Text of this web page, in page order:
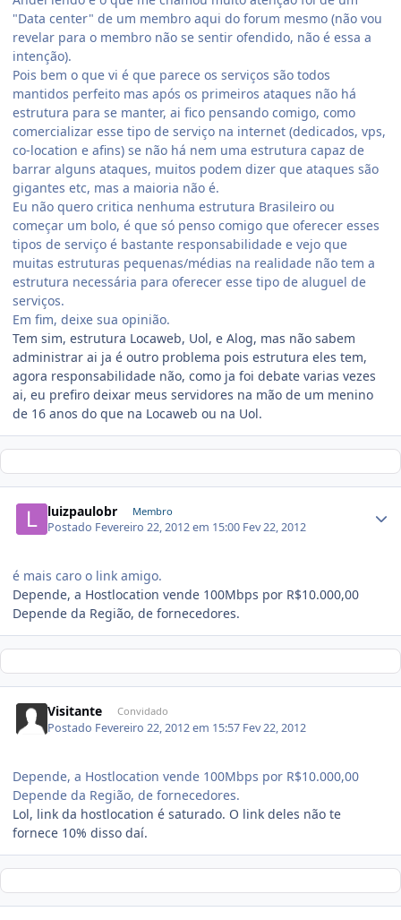
"Data center" de um membro aqui do forum mesmo (não vou
revelar para o membro não se sentir ofendido, não é essa a
intenção).
Pois bem o que vi é que parece os serviços são todos
mantidos perfeito mas após os primeiros ataques não há
estrutura para se manter, ai fico pensando comigo, como
comercializar esse tipo de serviço na internet (dedicados, vps,
co-location e afins) se não há nem uma estrutura capaz de
barrar alguns ataques, muitos podem dizer que ataques são
gigantes etc, mas a maioria não é.
Eu não quero critica nenhuma estrutura Brasileiro ou
começar um bolo, é que só penso comigo que oferecer esses
tipos de serviço é bastante responsabilidade e vejo que
muitas estruturas pequenas/médias na realidade não tem a
estrutura necessária para oferecer esse tipo de aluguel de
serviços.
Em fim, deixe sua opinião.
Tem sim, estrutura Locaweb, Uol, e Alog, mas não sabem
administrar ai ja é outro problema pois estrutura eles tem,
agora responsabilidade não, como ja foi debate varias vezes
ai, eu prefiro deixar meus servidores na mão de um menino
de 16 anos do que na Locaweb ou na Uol.
luizpaulobr Membro
Postado Fevereiro 22, 2012 em 15:00 Fev 22, 2012
é mais caro o link amigo.
Depende, a Hostlocation vende 100Mbps por R$10.000,00
Depende da Região, de fornecedores.
Visitante Convidado
Postado Fevereiro 22, 2012 em 15:57 Fev 22, 2012
Depende, a Hostlocation vende 100Mbps por R$10.000,00
Depende da Região, de fornecedores.
Lol, link da hostlocation é saturado. O link deles não te
fornece 10% disso daí.